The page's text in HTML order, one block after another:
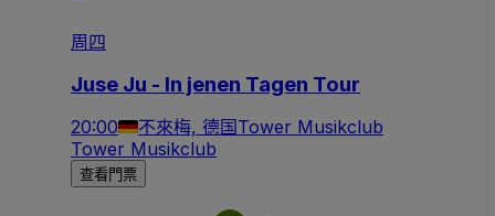
周四
Juse Ju - In jenen Tagen Tour
20:00 不來梅, 德国Tower Musikclub
Tower Musikclub
查看門票